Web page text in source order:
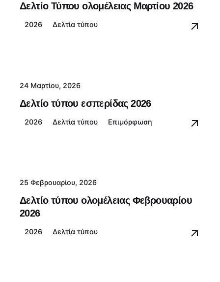
Δελτίο Τύπου ολομέλειας Μαρτίου 2026
2026 Δελτία τύπου
24 Μαρτίου, 2026
Δελτίο τύπου εσπερίδας 2026
2026 Δελτία τύπου Επιμόρφωση
25 Φεβρουαρίου, 2026
Δελτίο τύπου ολομέλειας Φεβρουαρίου
2026
2026 Δελτία τύπου